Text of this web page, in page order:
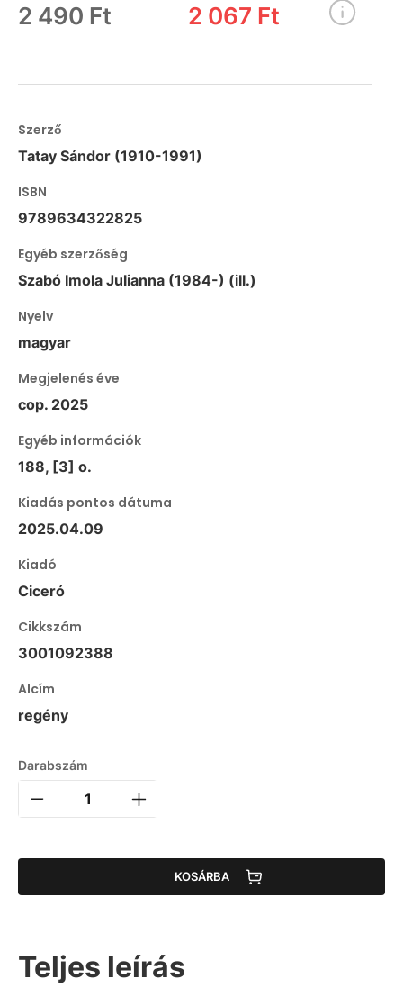
2 490 Ft 2 067 Ft
Szerző
Tatay Sándor (1910-1991)
ISBN
9789634322825
Egyéb szerzőség
Szabó Imola Julianna (1984-) (ill.)
Nyelv
magyar
Megjelenés éve
cop. 2025
Egyéb információk
188, [3] o.
Kiadás pontos dátuma
2025.04.09
Kiadó
Ciceró
Cikkszám
3001092388
Alcím
regény
Darabszám
KOSÁRBA
Teljes leírás